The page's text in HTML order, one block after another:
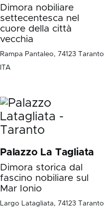
Dimora nobiliare
settecentesca nel
cuore della città
vecchia
Rampa Pantaleo, 74123 Taranto
ITA
Palazzo La Tagliata
Dimora storica dal
fascino nobiliare sul
Mar Ionio
Largo Latagliata, 74123 Taranto